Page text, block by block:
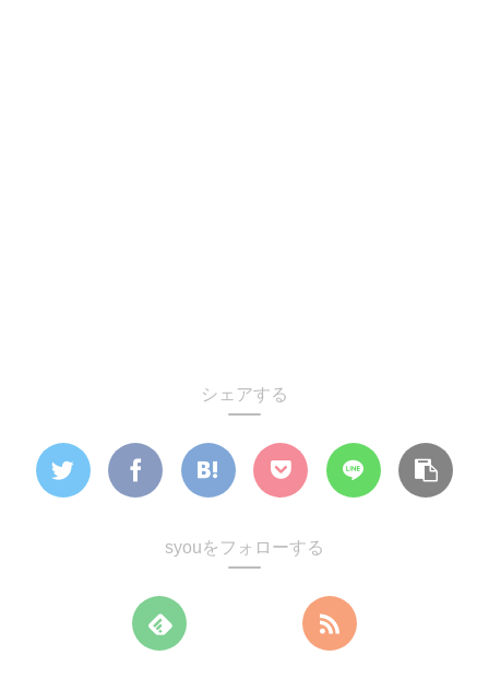
シェアする
syouをフォローする